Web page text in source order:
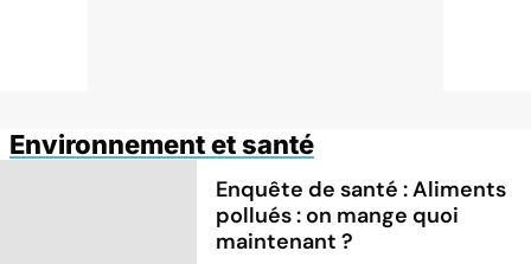
Environnement et santé
Enquête de santé : Aliments
pollués : on mange quoi
maintenant ?